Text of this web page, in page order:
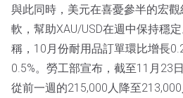
與此同時，美元在喜憂參半的宏
軟，幫助XAU/USD在週中保持穩
稱，10月份耐用品訂單環比增長
0.5%。勞工部宣布，截至11月23
從前一週的215,000人降至